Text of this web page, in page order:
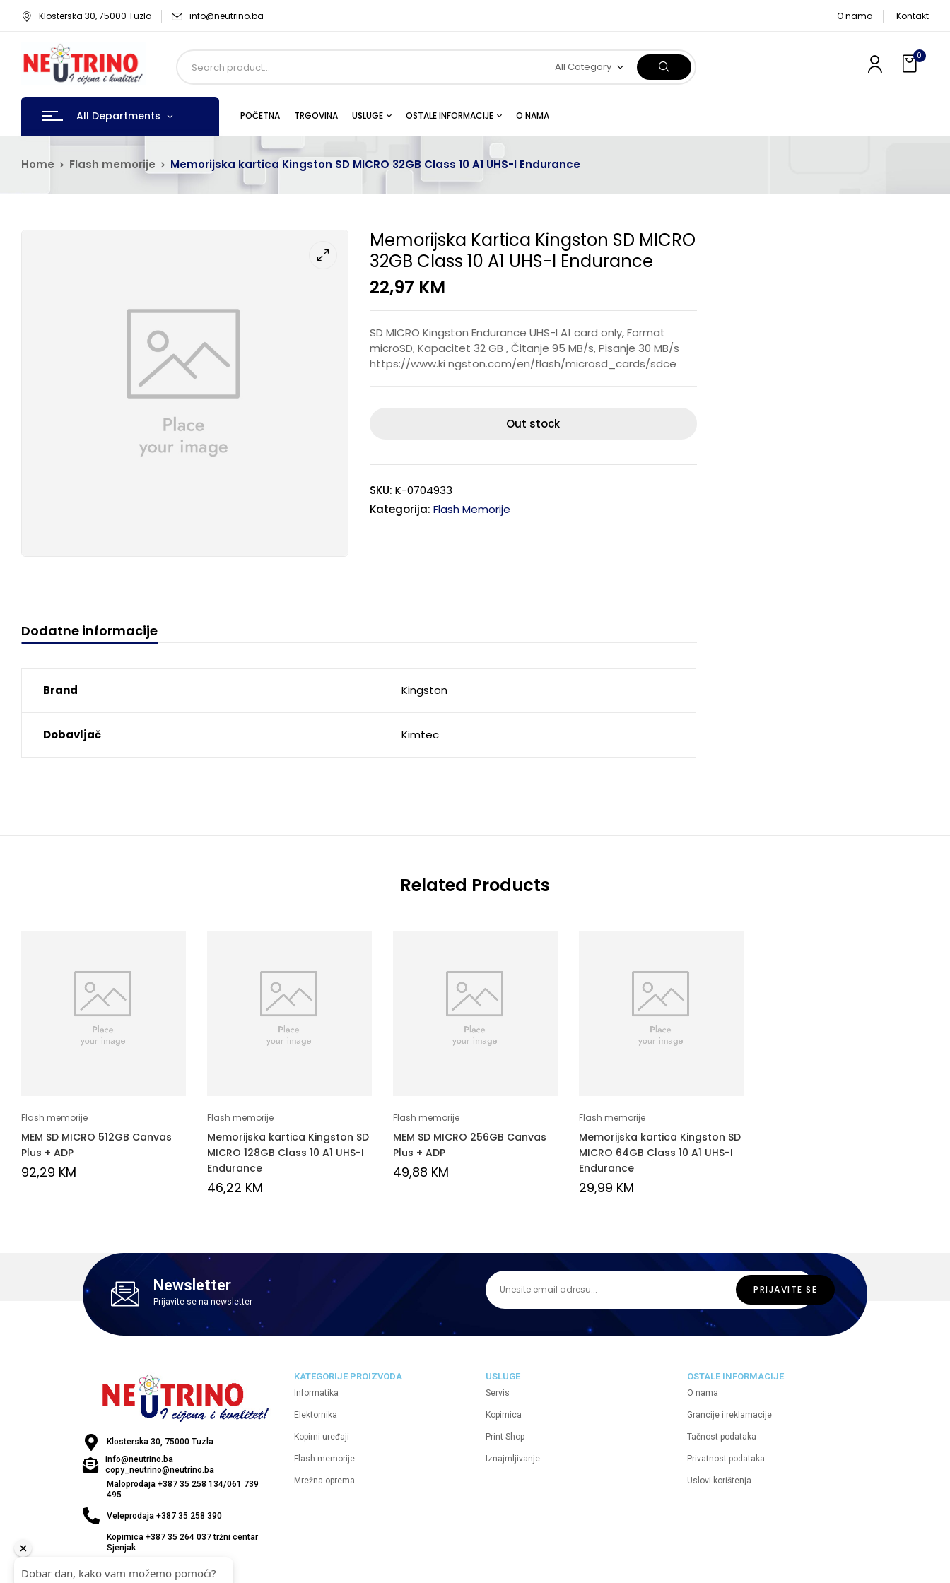
Klosterska 30, 75000 Tuzla info@neutrino.ba O nama Kontakt
All Category
0
All Departments POČETNA TRGOVINA USLUGE OSTALE INFORMACIJE O NAMA
Home Flash memorije Memorijska kartica Kingston SD MICRO 32GB Class 10 A1 UHS-I Endurance
Memorijska Kartica Kingston SD MICRO
32GB Class 10 A1 UHS-I Endurance
22,97 KM
SD MICRO Kingston Endurance UHS-I A1 card only, Format
microSD, Kapacitet 32 GB , Čitanje 95 MB/s, Pisanje 30 MB/s
https://www.ki ngston.com/en/flash/microsd_cards/sdce
Out stock
SKU: K-0704933
Kategorija: Flash Memorije
Dodatne informacije
Brand Kingston
Dobavljač Kimtec
Related Products
Flash memorije
MEM SD MICRO 512GB Canvas
Plus + ADP
92,29 KM
Flash memorije
Memorijska kartica Kingston SD
MICRO 128GB Class 10 A1 UHS-I
Endurance
46,22 KM
Flash memorije
MEM SD MICRO 256GB Canvas
Plus + ADP
49,88 KM
Flash memorije
Memorijska kartica Kingston SD
MICRO 64GB Class 10 A1 UHS-I
Endurance
29,99 KM
Newsletter
Prijavite se na newsletter
Klosterska 30, 75000 Tuzla
info@neutrino.ba
copy_neutrino@neutrino.ba
Maloprodaja +387 35 258 134/061 739
495
Veleprodaja +387 35 258 390
Kopirnica +387 35 264 037 tržni centar
Sjenjak
KATEGORIJE PROIZVODA
Informatika
Elektornika
Kopirni uređaji
Flash memorije
Mrežna oprema
USLUGE
Servis
Kopirnica
Print Shop
Iznajmljivanje
OSTALE INFORMACIJE
O nama
Grancije i reklamacije
Tačnost podataka
Privatnost podataka
Uslovi korištenja